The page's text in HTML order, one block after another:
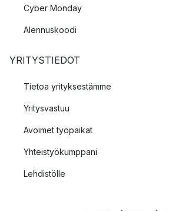
Cyber Monday
Alennuskoodi
YRITYSTIEDOT
Tietoa yrityksestämme
Yritysvastuu
Avoimet työpaikat
Yhteistyökumppani
Lehdistölle